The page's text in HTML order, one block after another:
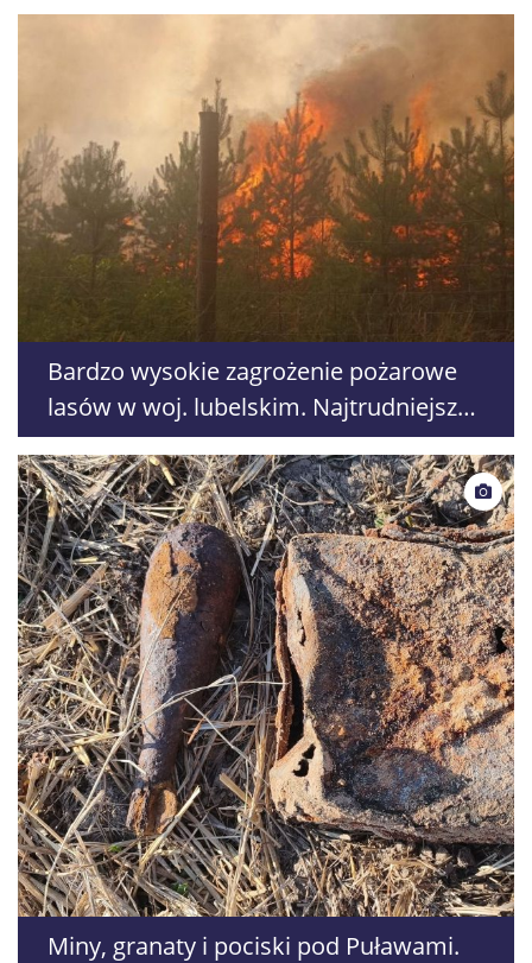
Bardzo wysokie zagrożenie pożarowe
lasów w woj. lubelskim. Najtrudniejsza
sytuacja na południu kraju
Miny, granaty i pociski pod Puławami.